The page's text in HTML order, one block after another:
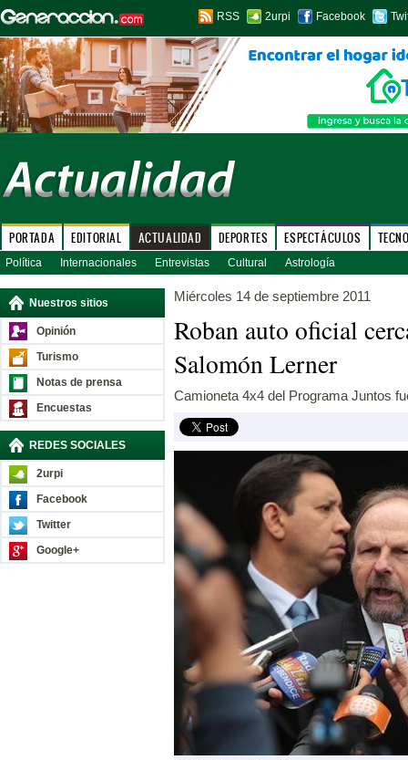
RSS 2urpi Facebook
PORTADA EDITORIAL ACTUALIDAD DEPORTES ESPECTÁCULOS
Política Internacionales Entrevistas Cultural Astrología
Nuestros sitios
Opinión
Turismo
Notas de prensa
Encuestas
REDES SOCIALES
2urpi
Facebook
Twitter
Google+
Miércoles 14 de septiembre 2011
Roban auto oficial
Salomón Lerner
Camioneta 4x4 del Programa Juntos